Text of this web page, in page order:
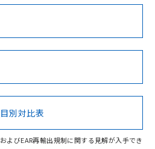
例
Cd Cr(VI)
別対比表
よびEAR再輸出規制に関する見解が入手でき